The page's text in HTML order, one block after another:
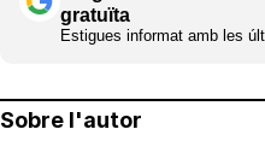
gratuïta
Estigues informat amb les
Sobre l'autor